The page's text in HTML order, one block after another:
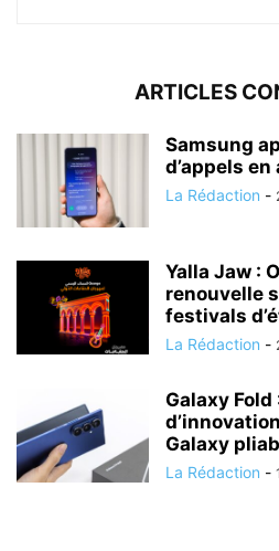
ARTICLES
Samsung
d’appels
La Rédaction -
Yalla Jaw :
renouvelle
festivals
La Rédaction -
Galaxy Fold
Galaxy
La Rédaction -